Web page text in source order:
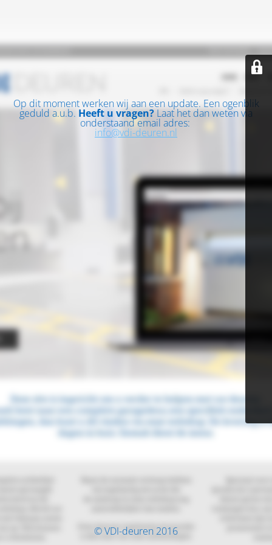
Op dit moment werken wij aan een update. Een ogenblik
geduld a.u.b. Heeft u vragen? Laat het dan weten via
onderstaand email adres:
info@vdi-deuren.nl
© VDI-deuren 2016